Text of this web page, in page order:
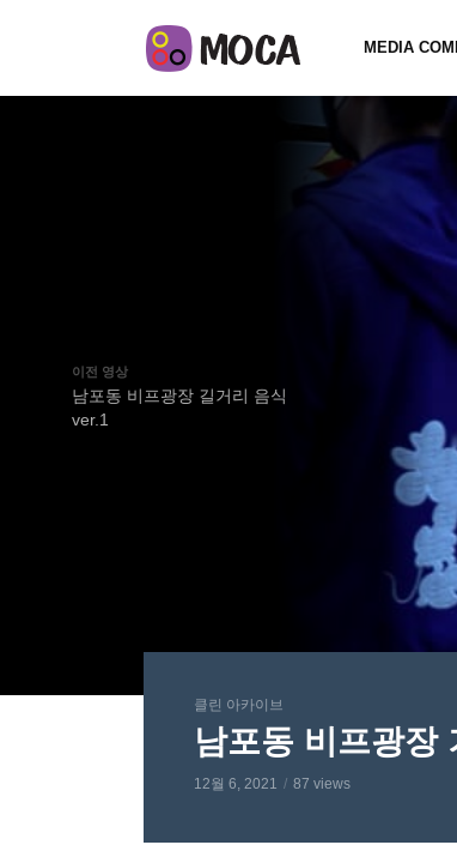
MEDIA
이전 영상
남포동 비프광장 길거리 음식
ver.1
클린 아카이브
남포동 비프광장
12월 6, 2021 87 views